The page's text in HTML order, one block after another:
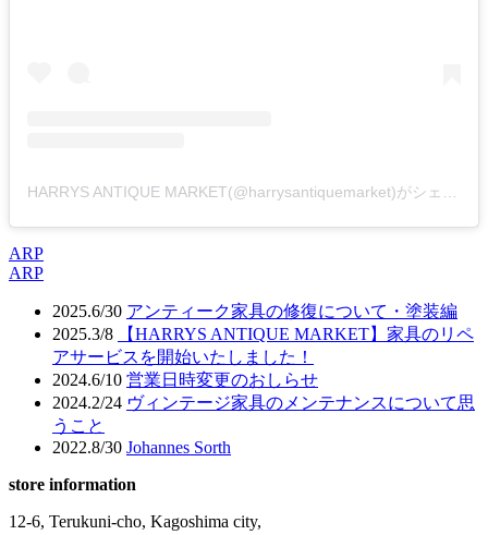
投
ARP
ARP
2025.6/30 アンティーク家具の修復について・塗装編
2025.3/8
【HARRYS ANTIQUE MARKET】家具のリペ
アサービスを開始いたしました！
2024.6/10 営業日時変更のおしらせ
2024.2/24 ヴィンテージ家具のメンテナンスについて思
うこと
2022.8/30 Johannes Sorth
store information
12-6, Terukuni-cho, Kagoshima city,